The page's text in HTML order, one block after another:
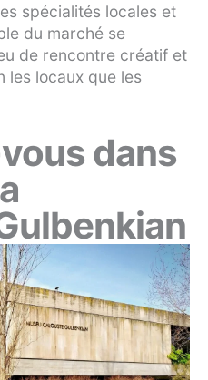
spécialités locales et
du marché se
de rencontre créatif et
les locaux que les
dans